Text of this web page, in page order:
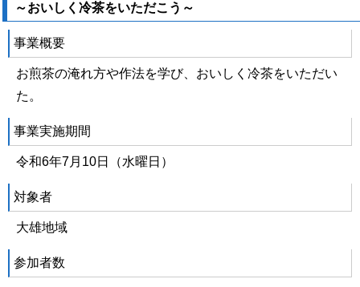
～おいしく冷茶をいただこう～
事業概要
お煎茶の淹れ方や作法を学び、おいしく冷茶をいただい
た。
事業実施期間
令和6年7月10日（水曜日）
対象者
大雄地域
参加者数